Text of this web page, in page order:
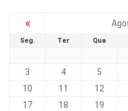
«
Seg. Ter Qua
3
4 5
10
11 12
17
18 19